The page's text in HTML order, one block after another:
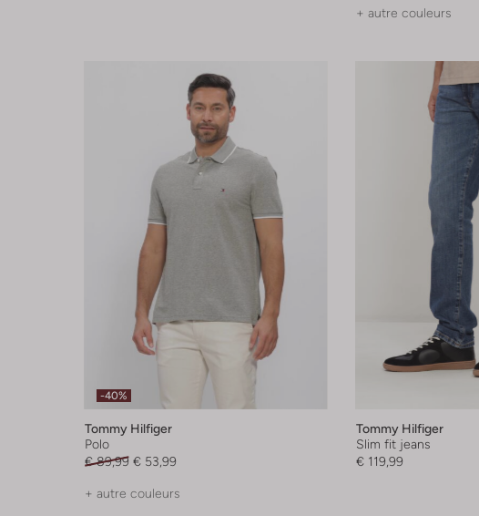
+ autre couleurs
-40%
Tommy Hilfiger
Polo
€ 89,99 € 53,99
+ autre couleurs
Tommy Hilfiger
Slim fit jeans
€ 119,99